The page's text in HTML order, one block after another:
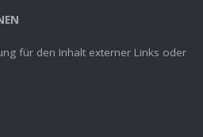
für den Inhalt externer Links oder